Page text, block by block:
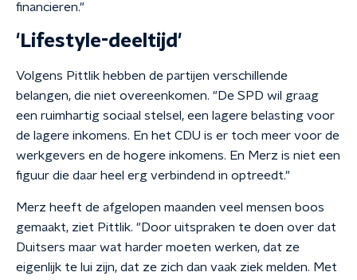
financieren."
'Lifestyle-deeltijd'
Volgens Pittlik hebben de partijen verschillende
belangen, die niet overeenkomen. "De SPD wil graag
een ruimhartig sociaal stelsel, een lagere belasting voor
de lagere inkomens. En het CDU is er toch meer voor de
werkgevers en de hogere inkomens. En Merz is niet een
figuur die daar heel erg verbindend in optreedt."
Merz heeft de afgelopen maanden veel mensen boos
gemaakt, ziet Pittlik. "Door uitspraken te doen over dat
Duitsers maar wat harder moeten werken, dat ze
eigenlijk te lui zijn, dat ze zich dan vaak ziek melden. Met